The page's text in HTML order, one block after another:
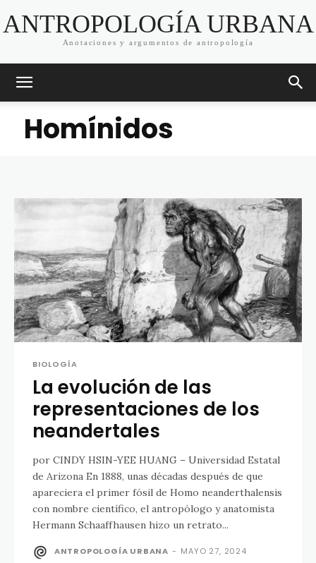
ANTROPOLOGÍA URBANA
Anotaciones y argumentos de antropología
Homínidos
BIOLOGÍA
La evolución de las
representaciones de los
neandertales
por CINDY HSIN-YEE HUANG – Universidad Estatal
de Arizona En 1888, unas décadas después de que
apareciera el primer fósil de Homo neanderthalensis
con nombre científico, el antropólogo y anatomista
Hermann Schaaffhausen hizo un retrato...
ANTROPOLOGÍA URBANA - MAYO 27, 2024